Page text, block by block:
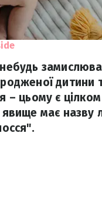
дитини
– цьому є цілком
має назву